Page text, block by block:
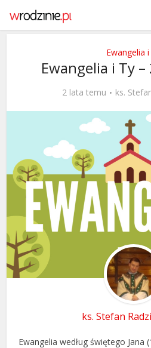
Ewangelia
Ewangelia i Ty
2 lata temu ks.
ks. Stefan
Ewangelia według świętego Jana